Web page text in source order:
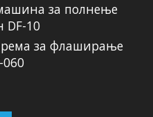
за полнење
DF-10
за флаширање
060